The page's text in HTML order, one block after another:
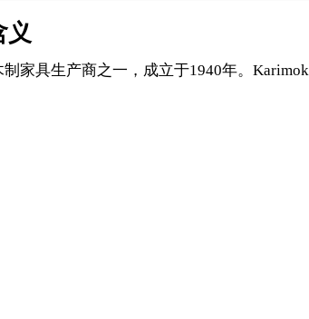
义
家具生产商之一，成立于1940年。